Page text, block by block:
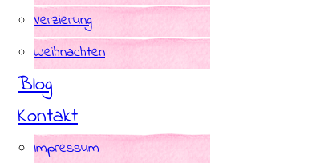
Verzierung
Weihnachten
Blog
Kontakt
Impressum